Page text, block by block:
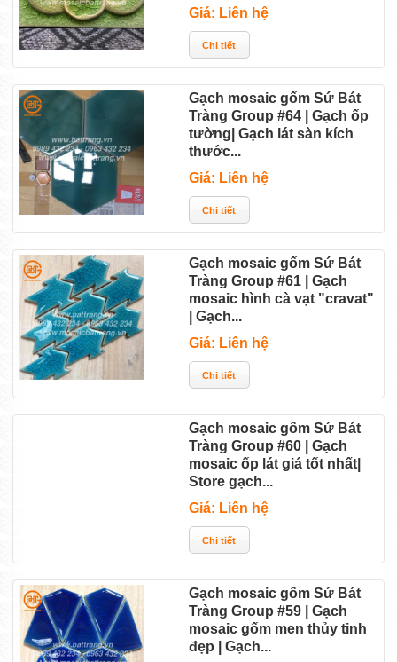
Giá: Liên hệ
Gạch mosaic gốm Sứ Bát
Tràng Group #64 | Gạch ốp
tường| Gạch lát sàn kích
thước...
Giá: Liên hệ
Gạch mosaic gốm Sứ Bát
Tràng Group #61 | Gạch
mosaic hình cà vạt "cravat"
| Gạch...
Giá: Liên hệ
Gạch mosaic gốm Sứ Bát
Tràng Group #60 | Gạch
mosaic ốp lát giá tốt nhất|
Store gạch...
Giá: Liên hệ
Gạch mosaic gốm Sứ Bát
Tràng Group #59 | Gạch
mosaic gốm men thủy tinh
đẹp | Gạch...